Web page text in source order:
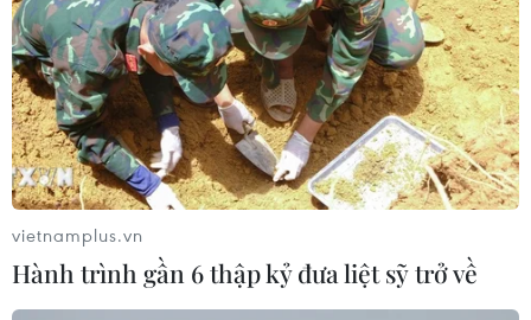
Phó Tổng Biên tập: NGUYỄN THỊ TÁM, KHÚC THANH
THỦY
Sở hữu trí tuệ
Quy định sử dụng
RSS
Hỗ trợ
Ngôn ngữ
TTXVN
Dịch vụ tin
Liên hệ
vietnamplus.vn
Hành trình gần 6 thập kỷ đưa liệt sỹ trở về